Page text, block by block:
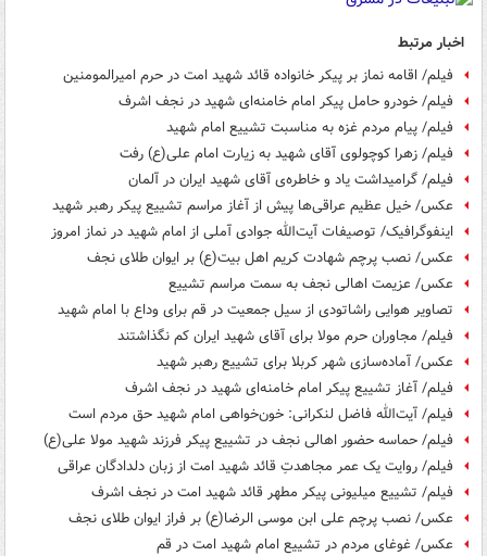
اخبار مرتبط
فیلم/ اقامه نماز بر پیکر خانواده قائد شهید امت در حرم امیرالمومنین
فیلم/ خودرو حامل پیکر امام خامنه‌ای شهید در نجف اشرف
فیلم/ پیام مردم غزه به مناسبت تشییع امام شهید
فیلم/ زهرا کوچولوی آقای شهید به زیارت امام علی(ع) رفت
فیلم/ گرامیداشت یاد و خاطره‌ی آقای شهید ایران در آلمان
عکس/ خیل عظیم عراقی‌ها پیش از آغاز مراسم تشییع پیکر رهبر شهید
اینفوگرافیک/ توصیفات آیت‌الله جوادی آملی از امام شهید در نماز امروز
عکس/ نصب پرچم شهادت کریم اهل بیت(ع) بر ایوان طلای نجف
عکس/ عزیمت اهالی نجف به سمت مراسم تشییع
تصاویر هوایی راشاتودی از سیل جمعیت در قم برای وداع با امام شهید
فیلم/ مجاوران حرم مولا برای آقای شهید ایران کم نگذاشتند
عکس/ آماده‌سازی شهر کربلا برای تشییع رهبر شهید
فیلم/ آغاز تشییع پیکر امام خامنه‌ای شهید در نجف اشرف
فیلم/ آیت‌الله فاضل لنکرانی: خون‌خواهی امام شهید حق مردم است
فیلم/ حماسه حضور اهالی نجف در تشییع پیکر فرزند شهید مولا علی(ع)
فیلم/ روایت یک عمر مجاهدتِ قائد شهید امت از زبان دلدادگان عراقی
فیلم/ تشییع میلیونی پیکر مطهر قائد شهید امت در نجف اشرف
عکس/ نصب پرچم علی ابن موسی الرضا(ع) بر فراز ایوان طلای نجف
عکس/ غوغای مردم در تشییع امام شهید امت در قم